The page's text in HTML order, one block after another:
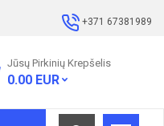
+371 67381989
Jūsų Pirkinių Krepšelis
0.00 EUR